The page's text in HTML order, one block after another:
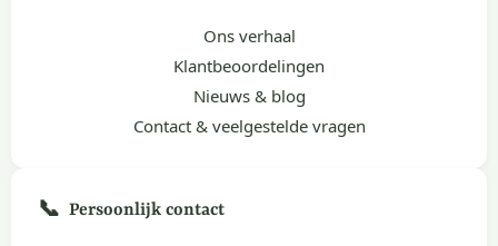
Ons verhaal
Klantbeoordelingen
Nieuws & blog
Contact & veelgestelde vragen
📞 Persoonlijk contact